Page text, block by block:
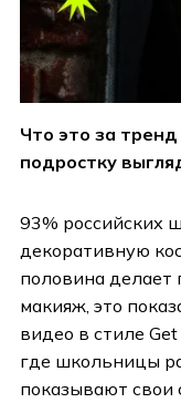
Что это за
подростку
93% российских
декоративную
половина
макияж, это
видео в стиле
где школьницы
показывают свои